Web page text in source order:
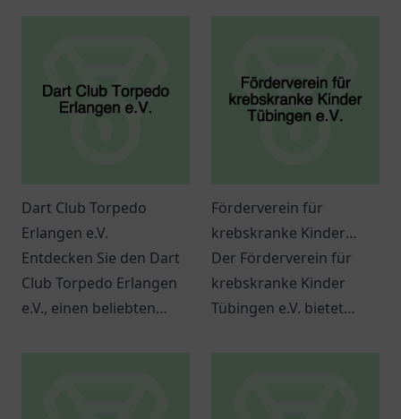
Dart Club Torpedo
Erlangen e.V.
Entdecken Sie den Dart
Club Torpedo Erlangen
e.V., einen beliebten
Förderverein für
krebskranke Kinder
Tübingen e.V.
Der Förderverein für
krebskranke Kinder
Tübingen e.V. bietet